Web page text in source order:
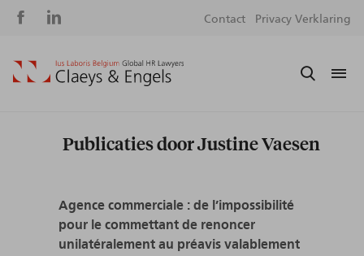
Social
Contact Privacy Verklaring
Publicaties door Justine Vaesen
Agence commerciale : de l’impossibilité
pour le commettant de renoncer
unilatéralement au préavis valablement